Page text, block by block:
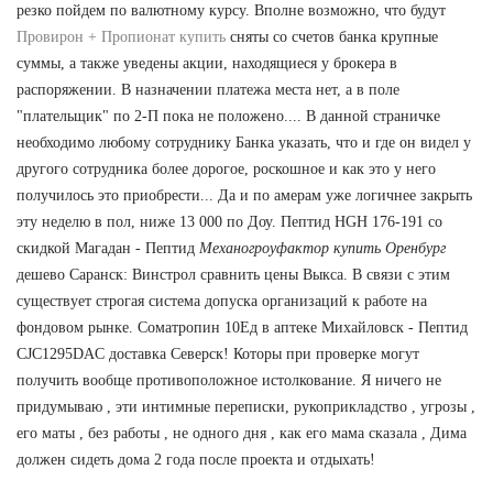
резко пойдем по валютному курсу. Вполне возможно, что будут
Провирон + Пропионат купить сняты со счетов банка крупные
суммы, а также уведены акции, находящиеся у брокера в
распоряжении. В назначении платежа места нет, а в поле
"плательщик" по 2-П пока не положено.... В данной страничке
необходимо любому сотруднику Банка указать, что и где он видел у
другого сотрудника более дорогое, роскошное и как это у него
получилось это приобрести... Да и по амерам уже логичнее закрыть
эту неделю в пол, ниже 13 000 по Доу. Пептид HGH 176-191 со
скидкой Магадан - Пептид Механогроуфактор купить Оренбург
дешево Саранск: Винстрол сравнить цены Выкса. В связи с этим
существует строгая система допуска организаций к работе на
фондовом рынке. Cоматропин 10Ед в аптеке Михайловск - Пептид
CJC1295DAC доставка Северск! Которы при проверке могут
получить вообще противоположное истолкование. Я ничего не
придумываю , эти интимные переписки, рукоприкладство , угрозы ,
его маты , без работы , не одного дня , как его мама сказала , Дима
должен сидеть дома 2 года после проекта и отдыхать!